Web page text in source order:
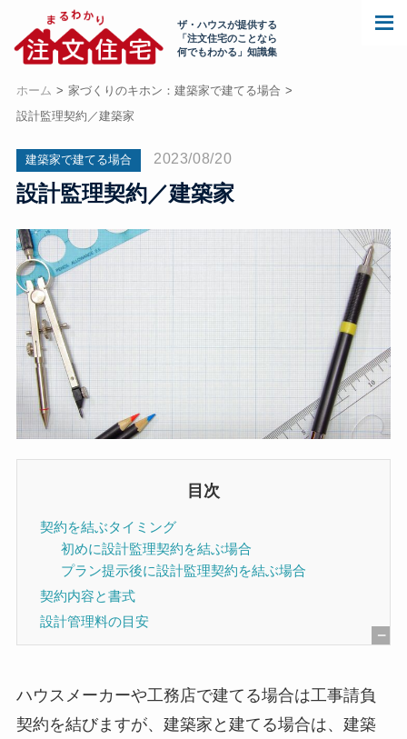
ザ・ハウスが提供する
「注文住宅のことなら
何でもわかる」知識集
ホーム
家づくりのキホン：建築家で建てる場合
設計監理契約／建築家
建築家で建てる場合 2023/08/20
設計監理契約／建築家
目次
[
表
示
契約を結ぶタイミング
初めに設計監理契約を結ぶ場合
プラン提示後に設計監理契約を結ぶ場合
契約内容と書式
設計管理料の目安
ハウスメーカーや工務店で建てる場合は工事請負
契約を結びますが、建築家と建てる場合は、建築